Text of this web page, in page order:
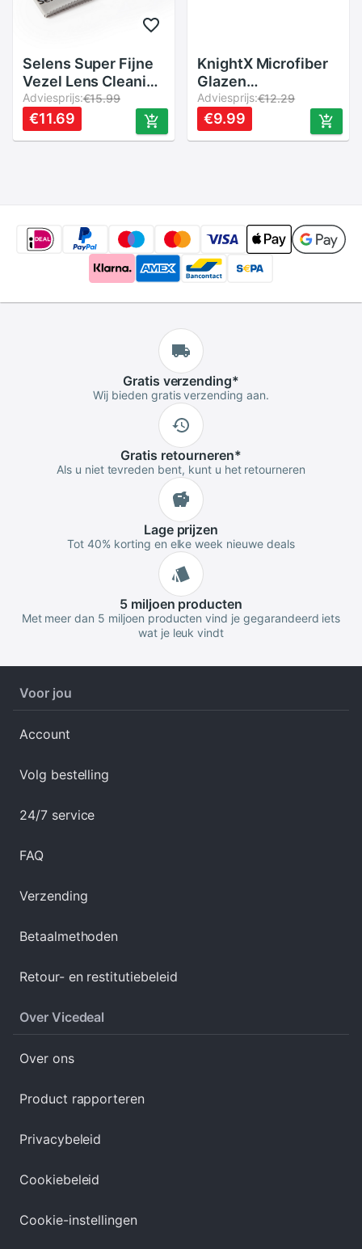
Selens Super Fijne
Vezel Lens Cleaning
Doek 20*20 cm
Microfiber voor
DSLR Camera LCD
Adviesprijs:€15.99
€11.69
KnightX Microfiber
Glazen
Schoonmaakdoekje
voor cleaning
cleaner camera
Adviesprijs:€12.29
€9.99
Gratis verzending*
Wij bieden gratis verzending aan.
Gratis retourneren*
Als u niet tevreden bent, kunt u het retourneren
Lageprijzen
Tot 40% korting en elke week nieuwe deals
5 miljoen producten
Met meer dan 5 miljoen producten vind je gegarandeerd iets
wat je leuk vindt
Voor jou
Account
Volg bestelling
24/7 service
FAQ
Verzending
Betaalmethoden
Retour- en restitutiebeleid
Over Vicedeal
Over ons
Product rapporteren
Privacybeleid
Cookiebeleid
Cookie-instellingen